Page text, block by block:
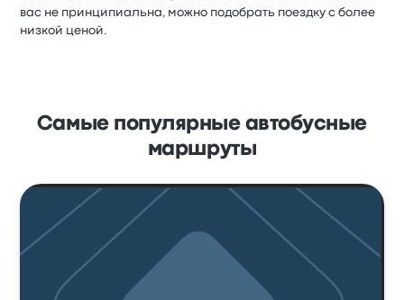
вас не принципиальна, можно подобрать поездку с более
низкой ценой.
Самые популярные автобусные
маршруты